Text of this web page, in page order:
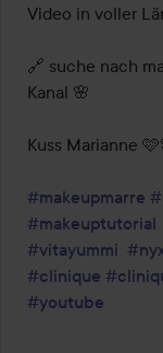
Video in voller
🔗 suche nach
Kanal 🌸
Kuss Marianne
#makeupmarre
#makeuptutorial
#vitayummi
#clinique
#youtube